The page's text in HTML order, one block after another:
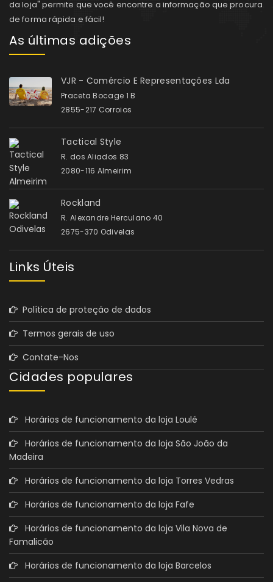
da loja" permite que você encontre a informação que procura
de forma rápida e fácil!
As últimas adições
VJR - Comércio E Representações Lda
Praceta Bocage 1 B
2855-217 Corroios
Tactical Style
R. dos Aliados 83
2080-116 Almeirim
Rockland
R. Alexandre Herculano 40
2675-370 Odivelas
Links Úteis
Política de proteção de dados
Termos gerais de uso
Contate-Nos
Cidades populares
Horários de funcionamento da loja Loulé
Horários de funcionamento da loja São João da
Madeira
Horários de funcionamento da loja Torres Vedras
Horários de funcionamento da loja Fafe
Horários de funcionamento da loja Vila Nova de
Famalicão
Horários de funcionamento da loja Barcelos